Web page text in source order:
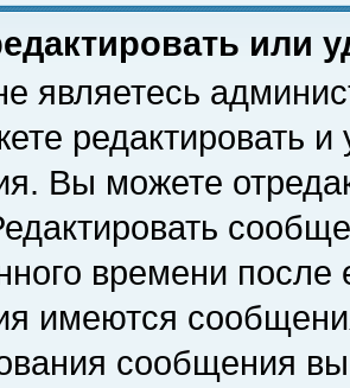
или
являетесь
редактировать и
Вы можете
времени
имеются
сообщения